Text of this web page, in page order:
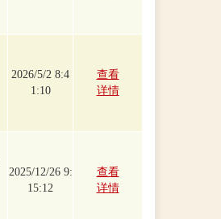
2026/5/2 8:4
1:10
查看
详情
2025/12/26 9:
15:12
查看
详情